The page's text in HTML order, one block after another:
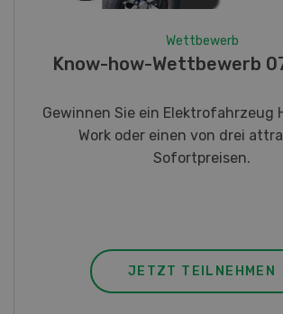
Fotorätsel 07-08/26
Gewinnen Sie eines von fünf LANDI
Taschenmessern
JETZT TEILNEHMEN